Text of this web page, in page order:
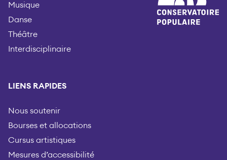
Musique
Danse
Théâtre
Interdisciplinaire
LIENS RAPIDES
Nous soutenir
Bourses et allocations
Cursus artistiques
Mesures d’accessibilité